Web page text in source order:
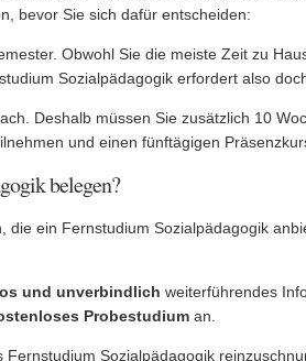
bevor Sie sich dafür entscheiden:
Obwohl Sie die meiste Zeit zu
Sozialpädagogik erfordert also
Deshalb müssen Sie zusätzlich 10
und einen fünftägigen
belegen?
ein Fernstudium Sozialpädagogik
und unverbindlich weiterführendes
Probestudium an.
Sozialpädagogik